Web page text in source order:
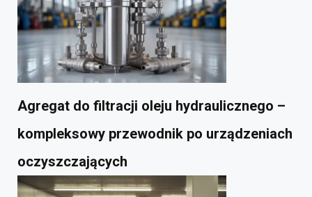
Agregat do filtracji oleju hydraulicznego –
kompleksowy przewodnik po urządzeniach
oczyszczających